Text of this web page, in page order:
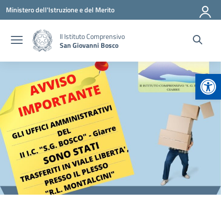
Vai ai contenuti
Vai al menu di navigazione
Vai al footer
Ministero dell'Istruzione e del Merito
II Istituto Comprensivo
San Giovanni Bosco